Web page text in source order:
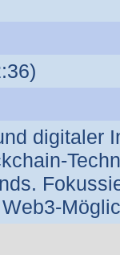
digitaler